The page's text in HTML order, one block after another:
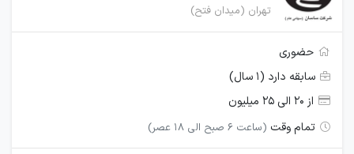
تهران (میدان فتح)
حضوری
سابقه دارد (۱ سال)
از ۲۰ الی ۲۵ میلیون
تمام وقت (ساعت 6 صبح الی 18 عصر)